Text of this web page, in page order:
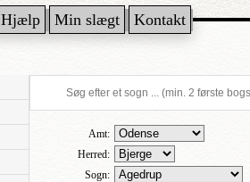
Hjælp Min slægt Kontakt
Amt:
Herred:
Sogn: